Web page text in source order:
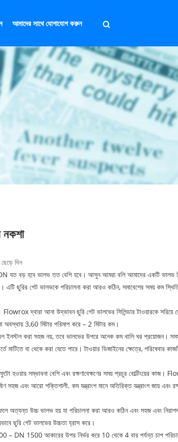
আমাদের সাথে যোগাযোগ করুন
নকশা
দিন
DN যত বড় হবে ভালভ তত বেশি হবে। আসুন আমরা বলি আমাদের একটি
এটি ছুরির গেট ভালভকে পরিচালনা করা আরও কঠিন, সমাবেশের সময় কম
আনা উদ্ভাবন ছুরি গেট ভালভের সিলিন্ডার টাওয়ারকে সরিয়ে
3,60 মিটার পরিমাপ করে – 2 মিটার কম।
ইনস্টল করা সহজ নয়, তবে ভালভের উপরে অনেক কম খালি ঘর প্রয়োজন।
বা থেকে করা যেতে পারে। টাওয়ার ডিজাইনের ক্ষেত্রে, পরিষেবার
হওয়ার সম্ভাবনা বেশি এবং রক্ষণাবেক্ষণের সময় প্রচুর বোল্টিংয়ের
এবং আরো শক্তিশালী. কম যন্ত্রাংশ মানে অতিরিক্ত যন্ত্রাংশ জায় এবং
অত্যন্ত উচ্চ ভালভ হয় যা পরিচালনা করা আরও কঠিন এবং সহজ এবং নিরাপদ
ছুরি গেট ভালভের উচ্চতা হ্রাস করে।
– DN 1500 আকারের উপর নির্ভর করে 10 থেকে 4 বার পর্যন্ত চাপ